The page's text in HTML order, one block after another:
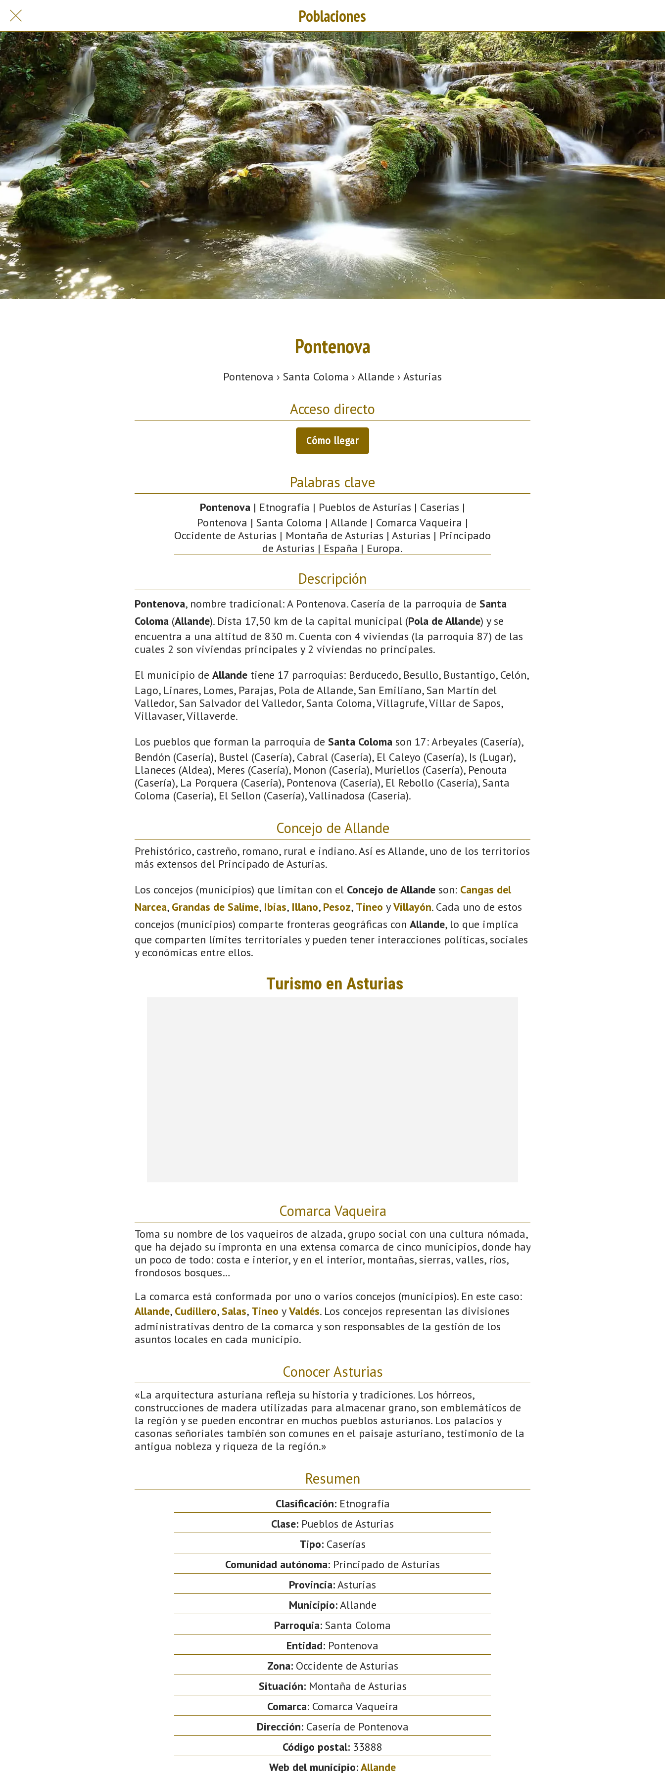
Poblaciones
Pontenova
Pontenova › Santa Coloma › Allande › Asturias
Acceso directo
Cómo llegar
Palabras clave
Pontenova | Etnografía | Pueblos de Asturias | Caserías |
Pontenova | Santa Coloma | Allande | Comarca Vaqueira |
Occidente de Asturias | Montaña de Asturias | Asturias | Principado
de Asturias | España | Europa.
Descripción
Pontenova, nombre tradicional: A Pontenova. Casería de la parroquia de Santa
Coloma (Allande). Dista 17,50 km de la capital municipal (Pola de Allande) y se
encuentra a una altitud de 830 m. Cuenta con 4 viviendas (la parroquia 87) de las
cuales 2 son viviendas principales y 2 viviendas no principales.
El municipio de Allande tiene 17 parroquias: Berducedo, Besullo, Bustantigo, Celón,
Lago, Linares, Lomes, Parajas, Pola de Allande, San Emiliano, San Martín del
Valledor, San Salvador del Valledor, Santa Coloma, Villagrufe, Villar de Sapos,
Villavaser, Villaverde.
Los pueblos que forman la parroquia de Santa Coloma son 17: Arbeyales (Casería),
Bendón (Casería), Bustel (Casería), Cabral (Casería), El Caleyo (Casería), Is (Lugar),
Llaneces (Aldea), Meres (Casería), Monon (Casería), Muriellos (Casería), Penouta
(Casería), La Porquera (Casería), Pontenova (Casería), El Rebollo (Casería), Santa
Coloma (Casería), El Sellon (Casería), Vallinadosa (Casería).
Concejo de Allande
Prehistórico, castreño, romano, rural e indiano. Así es Allande, uno de los territorios
más extensos del Principado de Asturias.
Los concejos (municipios) que limitan con el Concejo de Allande son: Cangas del
Narcea, Grandas de Salime, Ibias, Illano, Pesoz, Tineo yVillayón. Cada uno de estos
concejos (municipios) comparte fronteras geográficas con Allande, lo que implica
que comparten límites territoriales y pueden tener interacciones políticas, sociales
y económicas entre ellos.
Comarca Vaqueira
Toma su nombre de los vaqueiros de alzada, grupo social con una cultura nómada,
que ha dejado su impronta en una extensa comarca de cinco municipios, donde hay
un poco de todo: costa e interior, y en el interior, montañas, sierras, valles, ríos,
frondosos bosques…
La comarca está conformada por uno o varios concejos (municipios). En este caso:
Allande, Cudillero,Salas, Tineo yValdés. Los concejos representan las divisiones
administrativas dentro de la comarca y son responsables de la gestión de los
asuntos locales en cada municipio.
Conocer Asturias
«La arquitectura asturiana refleja su historia y tradiciones. Los hórreos,
construcciones de madera utilizadas para almacenar grano, son emblemáticos de
la región y se pueden encontrar en muchos pueblos asturianos. Los palacios y
casonas señoriales también son comunes en el paisaje asturiano, testimonio de la
antigua nobleza y riqueza de la región.»
Resumen
Clasificación:Etnografía
Clase: Pueblos de Asturias
Tipo: Caserías
Comunidad autónoma: Principado de Asturias
Provincia:Asturias
Municipio:Allande
Parroquia: Santa Coloma
Entidad: Pontenova
Zona:Occidente de Asturias
Situación:Montaña de Asturias
Comarca:Comarca Vaqueira
Dirección:Casería de Pontenova
Código postal: 33888
Web del municipio:Allande